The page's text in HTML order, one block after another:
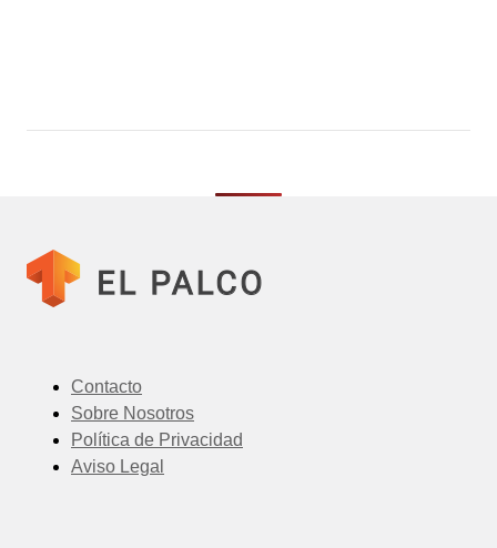
Contacto
Sobre Nosotros
Política de Privacidad
Aviso Legal